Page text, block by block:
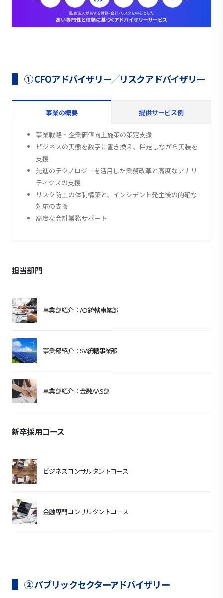
① CFOアドバイザリー／リスクアドバイザリー
事業の概要 提供サービス例
事業戦略・企業価値向上施策の策定支援
ビジネスの実態を数字に置き換え、伴走しながら実装を
支援
先進のテクノロジーを活用した業務改革と高度なアナリ
ティクスの支援
リスク防止の体制構築と、インシデント発生後の的確な
対応の支援
高度な会計業務サポート
担当部門
事業部紹介：AD統轄事業部
事業部紹介：SV統轄事業部
事業部紹介：金融AAS部
新卒採用コース
ビジネスコンサルタントコース
金融専門コンサルタントコース
② パブリックセクターアドバイザリー